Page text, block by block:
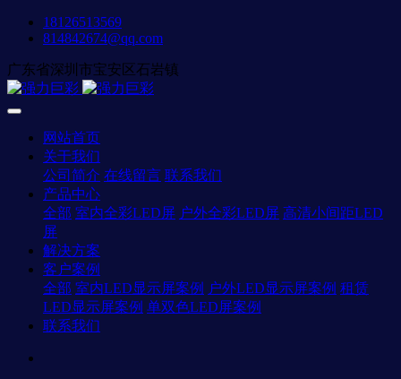
18126513569
814842674@qq.com
广东省深圳市宝安区石岩镇
网站首页
关于我们
公司简介 在线留言 联系我们
产品中心
全部 室内全彩LED屏 户外全彩LED屏 高清小间距LED
屏
解决方案
客户案例
全部 室内LED显示屏案例 户外LED显示屏案例 租赁
LED显示屏案例 单双色LED屏案例
联系我们